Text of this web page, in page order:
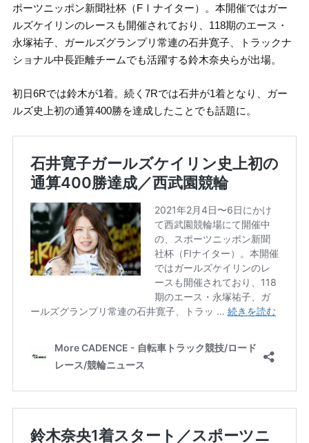
ポーツニッポン新聞社杯（FⅠナイター）。本開催ではガー
ルズケイリンのレースも開催されており、118期のエース・
永塚祐子、ガールズグランプリ常連の石井寛子、トラックナ
ショナル中長距離チームでも活躍する鈴木奈央らが出場。
初日6Rでは鈴木が1着。続く7Rでは石井が1着となり、ガー
ルズ史上初の通算400勝を達成したことでも話題に。